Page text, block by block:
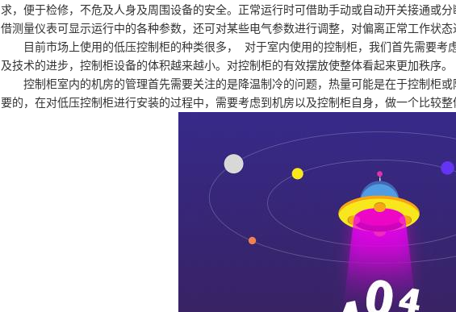
求，便于检修，不危及人身及周围设备的安全。正常运行时可借助手动或自动开关接通或
借测量仪表可显示运行中的各种参数，还可对某些电气参数进行调整，对偏离正常工作状
目前市场上使用的低压控制柜的种类很多， 对于室内使用的控制柜，我们首先需要
及技术的进步，控制柜设备的体积越来越小。对控制柜的有效摆放使整体看起来更加秩序。
控制柜室内的机房的管理首先需要关注的是降温制冷的问题，热量可能是在于控制柜
要的，在对低压控制柜进行安装的过程中，需要考虑到机房以及控制柜自身，做一个比较整